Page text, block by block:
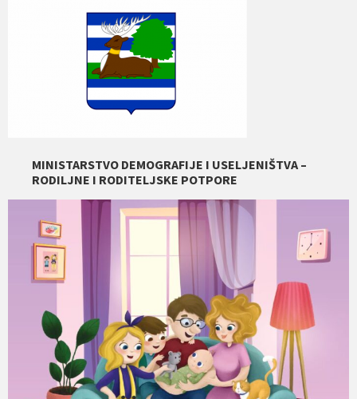
MINISTARSTVO DEMOGRAFIJE I USELJENIŠTVA –
RODILJNE I RODITELJSKE POTPORE